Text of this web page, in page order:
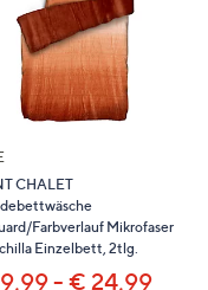
CHALET
Farbverlauf Mikrofaser
Einzelbett, 2tlg.
- € 24,99